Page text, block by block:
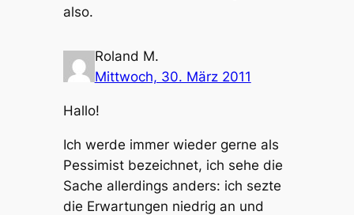
also.
Roland M.
Mittwoch, 30. März 2011
Hallo!
Ich werde immer wieder gerne als
Pessimist bezeichnet, ich sehe die
Sache allerdings anders: ich sezte
die Erwartungen niedrig an und